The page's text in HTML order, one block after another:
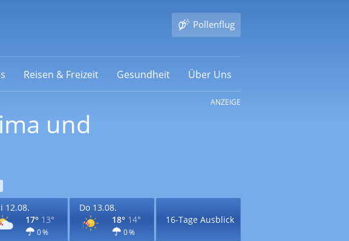
Pollenflug
Reisen & Freizeit Gesundheit Über Uns
und
ANZEIGE
12.08.
17° 13°
0 %
Do 13.08.
18° 14°
0 %
16-Tage Ausblick